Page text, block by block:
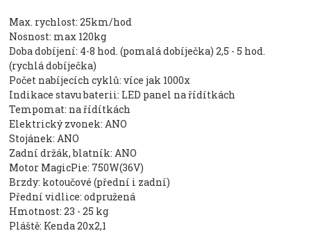
Max. rychlost: 25km/hod
Nosnost: max 120kg
Doba dobíjení: 4-8 hod. (pomalá dobíječka) 2,5 - 5 hod.
(rychlá dobíječka)
Počet nabíjecích cyklů: více jak 1000x
Indikace stavu baterii: LED panel na řídítkách
Tempomat: na řídítkách
Elektrický zvonek: ANO
Stojánek: ANO
Zadní držák, blatník: ANO
Motor MagicPie: 750W(36V)
Brzdy: kotoučové (přední i zadní)
Přední vidlice: odpružená
Hmotnost: 23 - 25 kg
Pláště: Kenda 20x2,1